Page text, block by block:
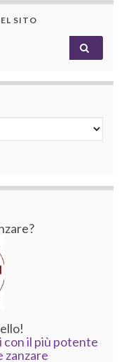
SITO
con il più potente
zanzare